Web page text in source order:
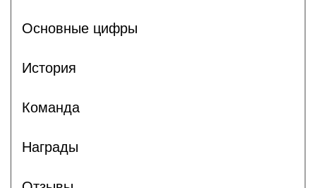
Основные цифры
История
Команда
Награды